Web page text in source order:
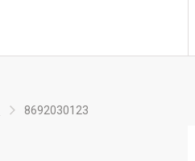
8692030123